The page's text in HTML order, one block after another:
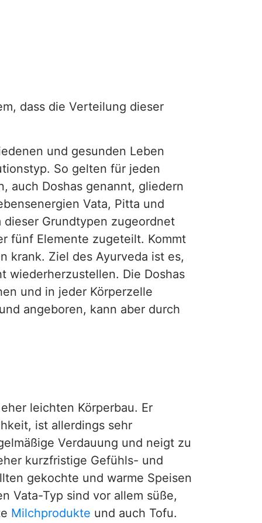
dass die Verteilung dieser
und gesunden Leben
So gelten für jeden
auch Doshas genannt, gliedern
Vata, Pitta und
Grundtypen zugeordnet
fünf Elemente zugeteilt. Kommt
krank. Ziel des Ayurveda ist es,
wiederherzustellen. Die Doshas
und in jeder Körperzelle
angeboren, kann aber durch
leichten Körperbau. Er
ist allerdings sehr
Verdauung und neigt zu
kurzfristige Gefühls- und
gekochte und warme Speisen
Vata-Typ sind vor allem süße,
Milchprodukte und auch Tofu.